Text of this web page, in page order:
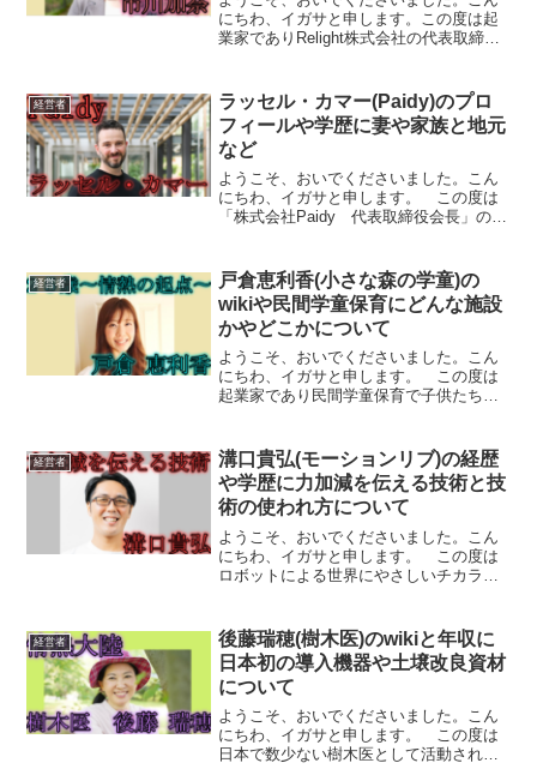
にちわ、イガサと申します。この度は起
業家でありRelight株式会社の代表取締役
の夜明け」に出演します。 なので市川
加奈...
経営者
ラッセル・カマー(Paidy)のプロ
フィールや学歴に妻や家族と地元
など
ようこそ、おいでくださいました。こん
にちわ、イガサと申します。 この度は
「株式会社Paidy 代表取締役会長」の
にて出演されます。 なのでラッセル・
カマ...
経営者
戸倉恵利香(小さな森の学童)の
wikiや民間学童保育にどんな施設
かやどこかについて
ようこそ、おいでくださいました。こん
にちわ、イガサと申します。 この度は
起業家であり民間学童保育で子供たちと
のテレビ朝日番組「２５歳〜情熱の起
点〜」に出演さ...
経営者
溝口貴弘(モーションリブ)の経歴
や学歴に力加減を伝える技術と技
術の使われ方について
ようこそ、おいでくださいました。こん
にちわ、イガサと申します。 この度は
ロボットによる世界にやさしいチカラを
さんが5月11日(水)のテレビ朝日番組「25
歳〜情熱...
経営者
後藤瑞穂(樹木医)のwikiと年収に
日本初の導入機器や土壌改良資材
について
ようこそ、おいでくださいました。こん
にちわ、イガサと申します。 この度は
日本で数少ない樹木医として活動されな